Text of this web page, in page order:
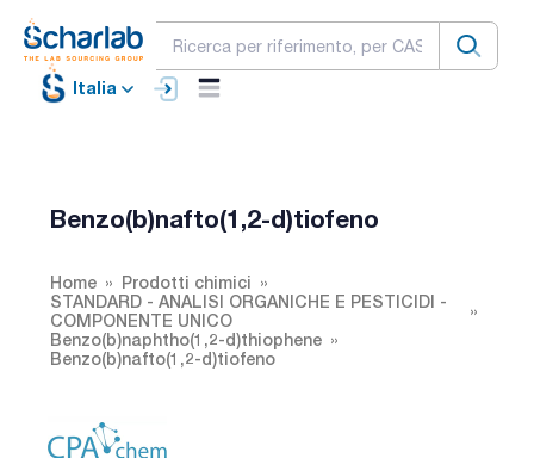
Italia
Benzo(b)nafto(1,2-d)tiofeno
Home
Prodotti chimici
STANDARD - ANALISI ORGANICHE E PESTICIDI -
COMPONENTE UNICO
Benzo(b)naphtho(1,2-d)thiophene
Benzo(b)nafto(1,2-d)tiofeno